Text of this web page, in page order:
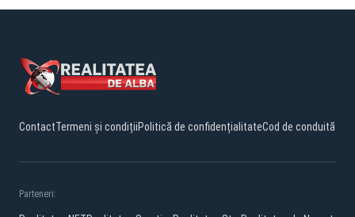
ContactTermeni și condițiiPolitică de confidențialitateCod de conduită
Parteneri: